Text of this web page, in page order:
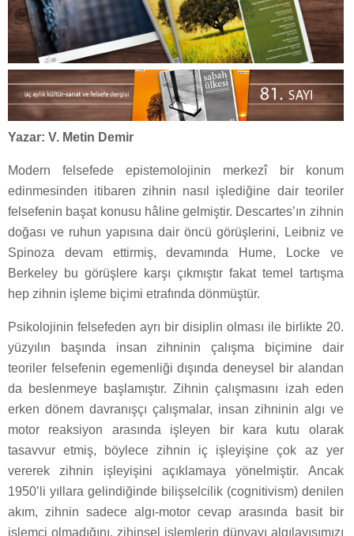
Yazar: V. Metin Demir
Modern felsefede epistemolojinin merkezî bir konum
edinmesinden itibaren zihnin nasıl işlediğine dair teoriler
felsefenin başat konusu hâline gelmiştir. Descartes’ın zihnin
doğası ve ruhun yapısına dair öncü görüşlerini, Leibniz ve
Spinoza devam ettirmiş, devamında Hume, Locke ve
Berkeley bu görüşlere karşı çıkmıştır fakat temel tartışma
hep zihnin işleme biçimi etrafında dönmüştür.
Psikolojinin felsefeden ayrı bir disiplin olması ile birlikte 20.
yüzyılın başında insan zihninin çalışma biçimine dair
teoriler felsefenin egemenliği dışında deneysel bir alandan
da beslenmeye başlamıştır. Zihnin çalışmasını izah eden
erken dönem davranışçı çalışmalar, insan zihninin algı ve
motor reaksiyon arasında işleyen bir kara kutu olarak
tasavvur etmiş, böylece zihnin iç işleyişine çok az yer
vererek zihnin işleyişini açıklamaya yönelmiştir. Ancak
1950’li yıllara gelindiğinde bilişselcilik (cognitivism) denilen
akım, zihnin sadece algı-motor cevap arasında basit bir
işlemci olmadığını, zihinsel işlemlerin dünyayı algılayışımızı